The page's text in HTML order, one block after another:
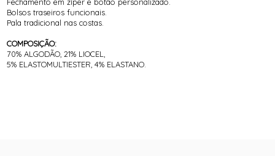
Bolsos traseiros funcionais.
Pala tradicional nas costas.
COMPOSIÇÃO:
70% ALGODÃO, 21% LIOCEL,
5% ELASTOMULTIESTER, 4% ELASTANO.